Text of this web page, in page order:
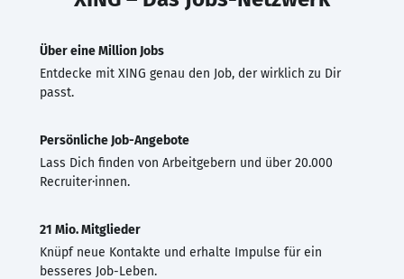
Über eine Million Jobs
Entdecke mit XING genau den Job, der wirklich zu Dir
passt.
Persönliche Job-Angebote
Lass Dich finden von Arbeitgebern und über 20.000
Recruiter·innen.
21 Mio. Mitglieder
Knüpf neue Kontakte und erhalte Impulse für ein
besseres Job-Leben.